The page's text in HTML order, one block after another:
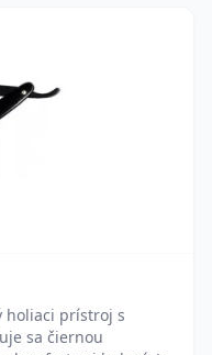
holiaci prístroj s
sa čiernou